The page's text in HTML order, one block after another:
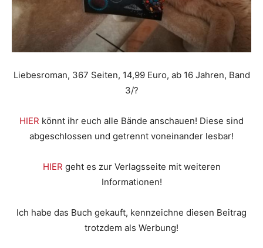
Liebesroman, 367 Seiten, 14,99 Euro, ab 16 Jahren, Band
3/?
HIER könnt ihr euch alle Bände anschauen! Diese sind
abgeschlossen und getrennt voneinander lesbar!
HIER geht es zur Verlagsseite mit weiteren
Informationen!
Ich habe das Buch gekauft, kennzeichne diesen Beitrag
trotzdem als Werbung!